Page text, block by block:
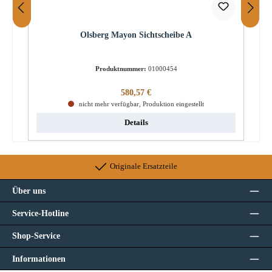
Olsberg Mayon Sichtscheibe A
Produktnummer: 01000454
Regulärer Preis:
580,57 €
nicht mehr verfügbar, Produktion eingestellt
Details
Originale Ersatzteile
Über uns
Service-Hotline
Shop-Service
Informationen